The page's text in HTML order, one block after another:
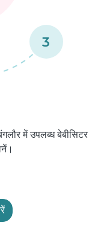
3
में उपलब्ध बेबीसिटर